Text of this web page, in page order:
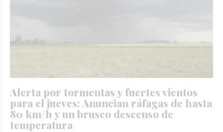
Alerta por tormentas y fuertes vientos
para el jueves: Anuncian ráfagas de hasta
80 km/h y un brusco descenso de
temperatura